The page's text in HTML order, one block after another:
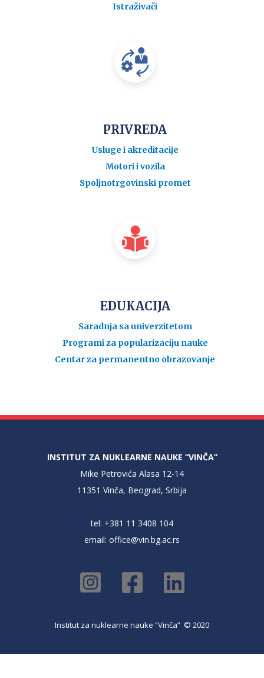
Istraživači
PRIVREDA
Usluge i akreditacije
Motori i vozila
Spoljnotrgovinski promet
EDUKACIJA
Saradnja sa univerzitetom
Programi za popularizaciju nauke
Centar za permanentno obrazovanje
INSTITUT ZA NUKLEARNE NAUKE “VINČA”
Mike Petrovića Alasa 12-14
11351 Vinča, Beograd, Srbija
tel: +381 11 3408 104
email: office@vin.bg.ac.rs
Institut za nuklearne nauke ”Vinča” © 2020